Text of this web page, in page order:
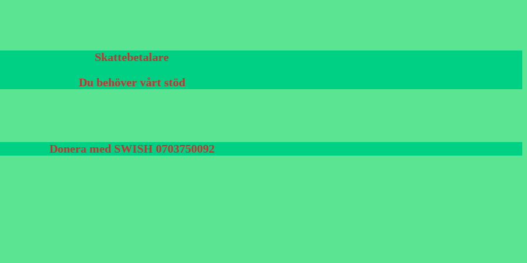
Skattebetalare
Du behöver vårt stöd
Donera med SWISH 0703750092